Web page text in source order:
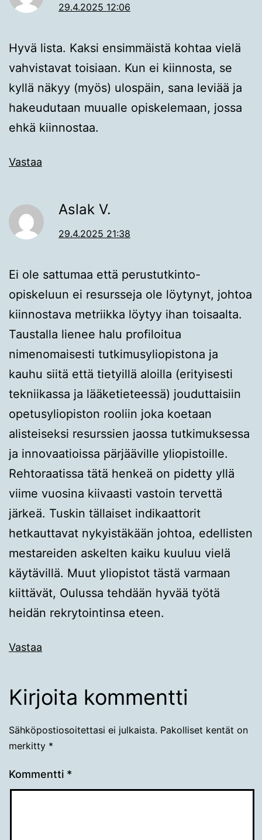
29.4.2025 12:06
Hyvä lista. Kaksi ensimmäistä kohtaa vielä
vahvistavat toisiaan. Kun ei kiinnosta, se
kyllä näkyy (myös) ulospäin, sana leviää ja
hakeudutaan muualle opiskelemaan, jossa
ehkä kiinnostaa.
Vastaa
Aslak V.
29.4.2025 21:38
Ei ole sattumaa että perustutkinto-
opiskeluun ei resursseja ole löytynyt, johtoa
kiinnostava metriikka löytyy ihan toisaalta.
Taustalla lienee halu profiloitua
nimenomaisesti tutkimusyliopistona ja
kauhu siitä että tietyillä aloilla (erityisesti
tekniikassa ja lääketieteessä) jouduttaisiin
opetusyliopiston rooliin joka koetaan
alisteiseksi resurssien jaossa tutkimuksessa
ja innovaatioissa pärjääville yliopistoille.
Rehtoraatissa tätä henkeä on pidetty yllä
viime vuosina kiivaasti vastoin tervettä
järkeä. Tuskin tällaiset indikaattorit
hetkauttavat nykyistäkään johtoa, edellisten
mestareiden askelten kaiku kuuluu vielä
käytävillä. Muut yliopistot tästä varmaan
kiittävät, Oulussa tehdään hyvää työtä
heidän rekrytointinsa eteen.
Vastaa
Kirjoita kommentti
Sähköpostiosoitettasi ei julkaista. Pakolliset kentät on
merkitty *
Kommentti *